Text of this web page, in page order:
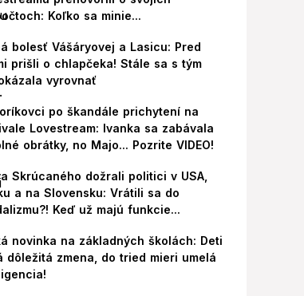
Koľko sa minie...
bolesť Vášáryovej a Lasicu: Pred
prišli o chlapčeka! Stále sa s tým
vyrovnať
po škandále prichytení na
Lovestream: Ivanka sa zabávala
obrátky, no Majo... Pozrite VIDEO!
Skrúcaného dožrali politici v USA,
a na Slovensku: Vrátili sa do
Keď už majú funkcie...
novinka na základných školách: Deti
dôležitá zmena, do tried mieri umelá